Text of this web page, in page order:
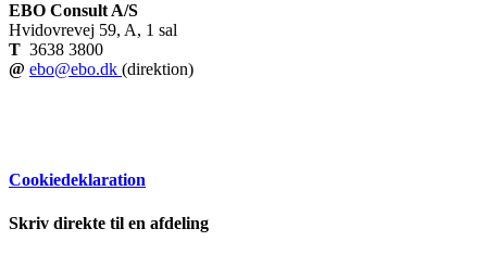
EBO Consult A/S
Hvidovrevej 59, A, 1 sal
T 3638 3800
@ ebo@ebo.dk (direktion)
Cookiedeklaration
Skriv direkte til en afdeling